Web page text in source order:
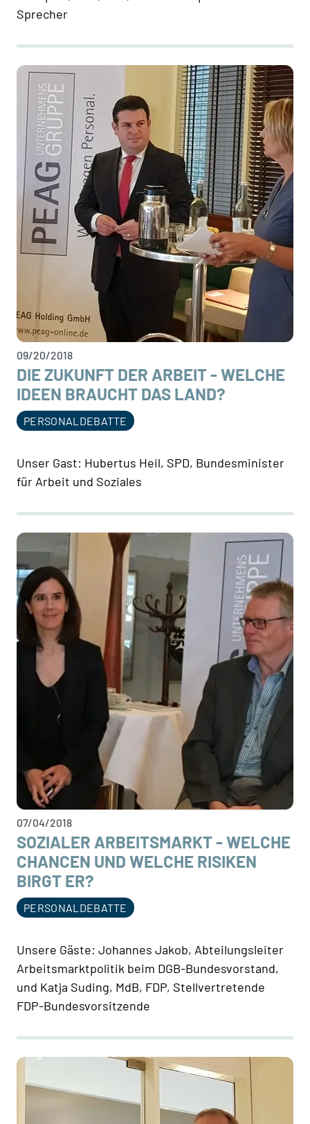
Sprecher
09/20/2018
DIE ZUKUNFT DER ARBEIT - WELCHE
IDEEN BRAUCHT DAS LAND?
PERSONALDEBATTE
Unser Gast: Hubertus Heil, SPD, Bundesminister
für Arbeit und Soziales
07/04/2018
SOZIALER ARBEITSMARKT - WELCHE
CHANCEN UND WELCHE RISIKEN
BIRGT ER?
PERSONALDEBATTE
Unsere Gäste: Johannes Jakob, Abteilungsleiter
Arbeitsmarktpolitik beim DGB-Bundesvorstand,
und Katja Suding, MdB, FDP, Stellvertretende
FDP-Bundesvorsitzende